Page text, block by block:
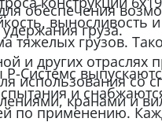
обеспечения
груза.
выносливость
тяжелых грузов.
и других
использования со
кранами и
Р-Системс
и
по применению.